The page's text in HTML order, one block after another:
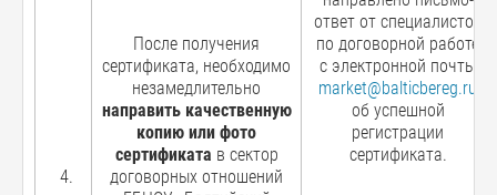
После получения
сертификата, необходимо
незамедлительно
направить качественную
копию или фото
сертификата в сектор
договорных отношений
ответ от специалистов
по договорной работе
с электронной почты
market@balticbereg.ru
об успешной
регистрации
сертификата.